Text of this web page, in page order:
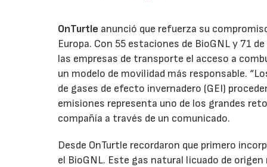
OnTurtle anunció que refuerza su
Europa. Con 55 estaciones de BioGNL y 71
las empresas de transporte el acceso a
un modelo de movilidad más responsable.
de gases de efecto invernadero (GEI)
emisiones representa uno de los grandes
compañía a través de un comunicado.
Desde OnTurtle recordaron que primero
el BioGNL. Este gas natural licuado de